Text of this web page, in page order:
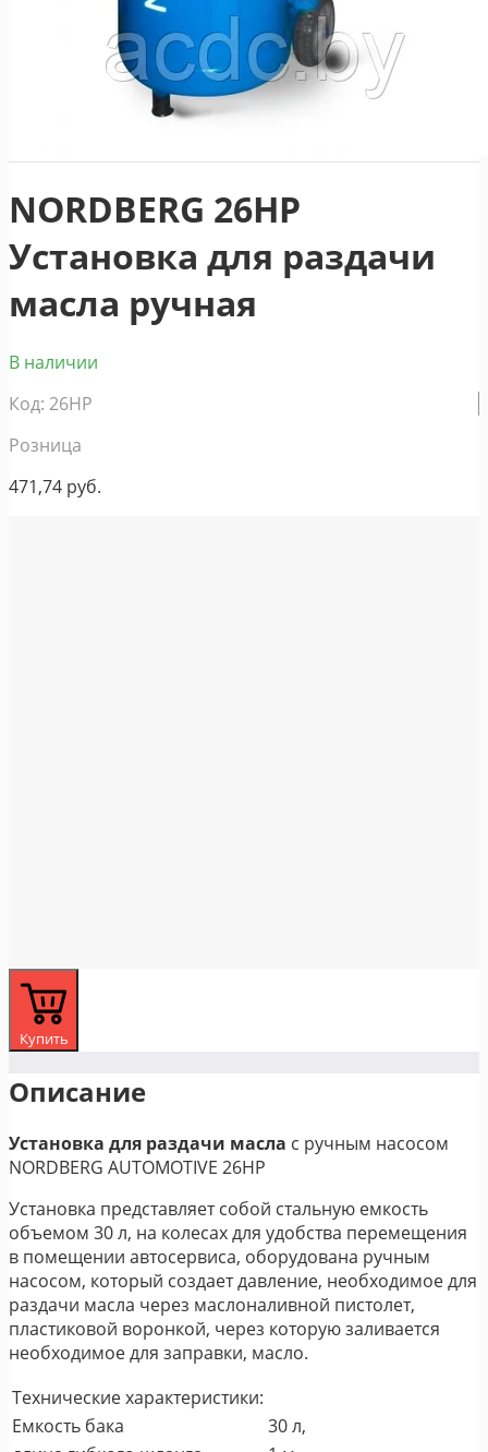
NORDBERG 26HP
Установка для раздачи
масла ручная
В наличии
Код: 26HP
Розница
471,74 руб.
Купить
Описание
Установка для раздачи масла с ручным насосом
NORDBERG AUTOMOTIVE 26HP
Установка представляет собой стальную емкость
объемом 30 л, на колесах для удобства перемещения
в помещении автосервиса, оборудована ручным
насосом, который создает давление, необходимое для
раздачи масла через маслоналивной пистолет,
пластиковой воронкой, через которую заливается
необходимое для заправки, масло.
Технические характеристики:
Емкость бака
30 л,